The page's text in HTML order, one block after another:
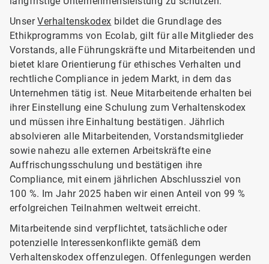
UnserVerhaltenskodex bildet die Grundlage des
Ethikprogramms von Ecolab, gilt für alle Mitglieder des
Vorstands, alle Führungskräfte und Mitarbeitenden und
bietet klare Orientierung für ethisches Verhalten und
rechtliche Compliance in jedem Markt, in dem das
Unternehmen tätig ist. Neue Mitarbeitende erhalten bei
ihrer Einstellung eine Schulung zum Verhaltenskodex
und müssen ihre Einhaltung bestätigen. Jährlich
absolvieren alle Mitarbeitenden, Vorstandsmitglieder
sowie nahezu alle externen Arbeitskräfte eine
Auffrischungsschulung und bestätigen ihre
Compliance, mit einem jährlichen Abschlussziel von
100 %. Im Jahr 2025 haben wir einen Anteil von 99 %
erfolgreichen Teilnahmen weltweit erreicht.
Mitarbeitende sind verpflichtet, tatsächliche oder
potenzielle Interessenkonflikte gemäß dem
Verhaltenskodex offenzulegen. Offenlegungen werden